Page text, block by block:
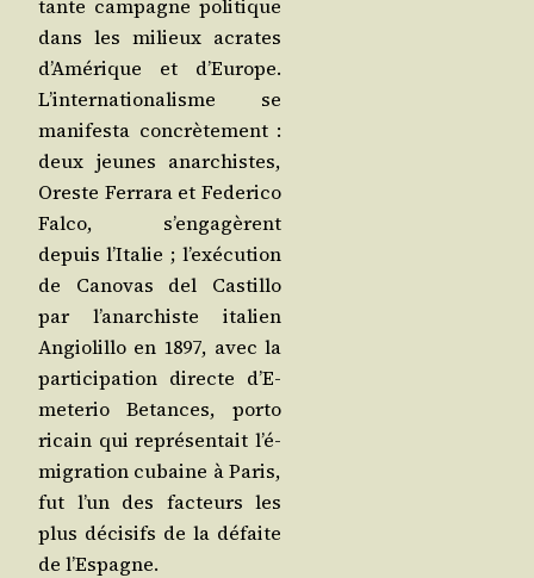
tante cam­pagne poli­tique
dans les milieux acrates
d’A­mé­rique et d’Eu­rope.
L’in­ter­na­tio­na­lisme se
mani­fes­ta concrè­te­ment :
deux jeunes anar­chistes,
Oreste Fer­ra­ra et Fede­ri­co
Fal­co, s’en­ga­gèrent
depuis l’I­ta­lie ; l’exé­cu­tion
de Cano­vas del Cas­tillo
par l’a­nar­chiste ita­lien
Angio­lil­lo en 1897, avec la
par­ti­ci­pa­tion directe d’E­
me­te­rio Betances, por­to
ricain qui repré­sen­tait l’é­
mi­gra­tion cubaine à Paris,
fut l’un des fac­teurs les
plus déci­sifs de la défaite
de l’Espagne.